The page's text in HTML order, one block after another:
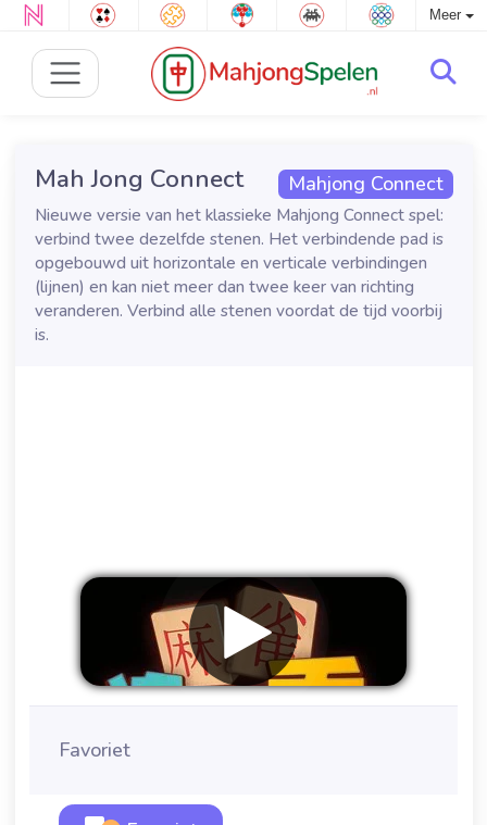
Meer
Mahjong Connect
Mah Jong Connect
Nieuwe versie van het klassieke Mahjong Connect spel:
verbind twee dezelfde stenen. Het verbindende pad is
opgebouwd uit horizontale en verticale verbindingen
(lijnen) en kan niet meer dan twee keer van richting
veranderen. Verbind alle stenen voordat de tijd voorbij
is.
Favoriet